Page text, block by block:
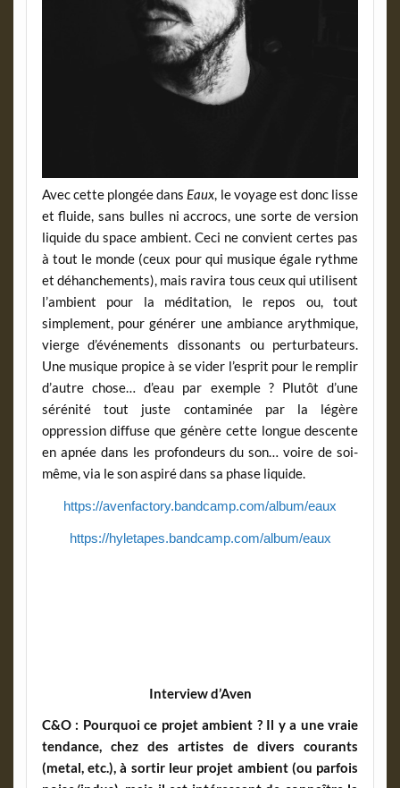
Avec cette plongée dans Eaux, le voyage est donc lisse
et fluide, sans bulles ni accrocs, une sorte de version
liquide du space ambient. Ceci ne convient certes pas
à tout le monde (ceux pour qui musique égale rythme
et déhanchements), mais ravira tous ceux qui utilisent
l’ambient pour la méditation, le repos ou, tout
simplement, pour générer une ambiance arythmique,
vierge d’événements dissonants ou perturbateurs.
Une musique propice à se vider l’esprit pour le remplir
d’autre chose… d’eau par exemple ? Plutôt d’une
sérénité tout juste contaminée par la légère
oppression diffuse que génère cette longue descente
en apnée dans les profondeurs du son… voire de soi-
même, via le son aspiré dans sa phase liquide.
https://avenfactory.bandcamp.com/album/eaux
https://hyletapes.bandcamp.com/album/eaux
Interview d’Aven
C&O : Pourquoi ce projet ambient ? Il y a une vraie
tendance, chez des artistes de divers courants
(metal, etc.), à sortir leur projet ambient (ou parfois